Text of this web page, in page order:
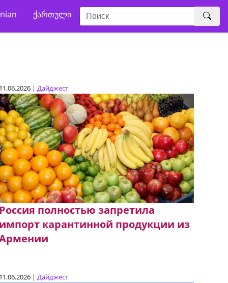
ქართული
11.06.2026 | Дайджест
Россия полностью запретила
импорт карантинной продукции из
11.06.2026 | Дайджест